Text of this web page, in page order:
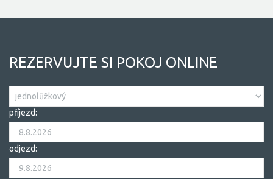
REZERVUJTE SI POKOJ ONLINE
příjezd:
odjezd: